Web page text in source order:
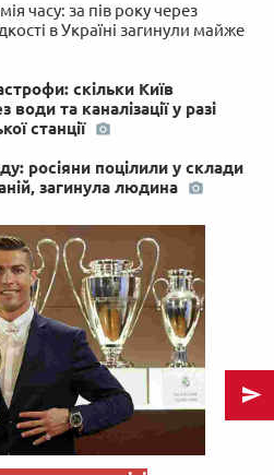
часу: за пів року через
в Україні загинули майже
скільки Київ
та каналізації у разі
станції
росіяни поцілили у склади
загинула людина